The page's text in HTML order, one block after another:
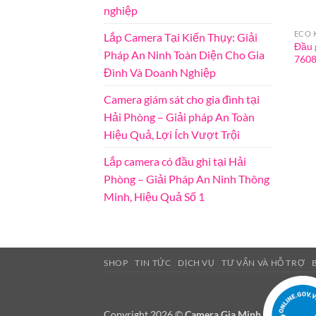
nghiệp
Lắp Camera Tại Kiến Thụy: Giải
Pháp An Ninh Toàn Diện Cho Gia
Đình Và Doanh Nghiệp
Camera giám sát cho gia đình tại
Hải Phòng – Giải pháp An Toàn
Hiệu Quả, Lợi Ích Vượt Trội
Lắp camera có đầu ghi tại Hải
Phòng – Giải Pháp An Ninh Thông
Minh, Hiệu Quả Số 1
ECO
Đầu
SHOP TIN TỨC DỊCH VỤ TƯ VẤN VÀ HỖ TRỢ